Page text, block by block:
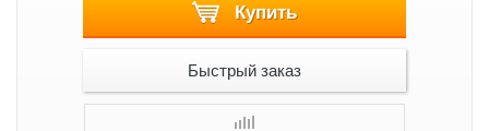
Купить
Быстрый заказ